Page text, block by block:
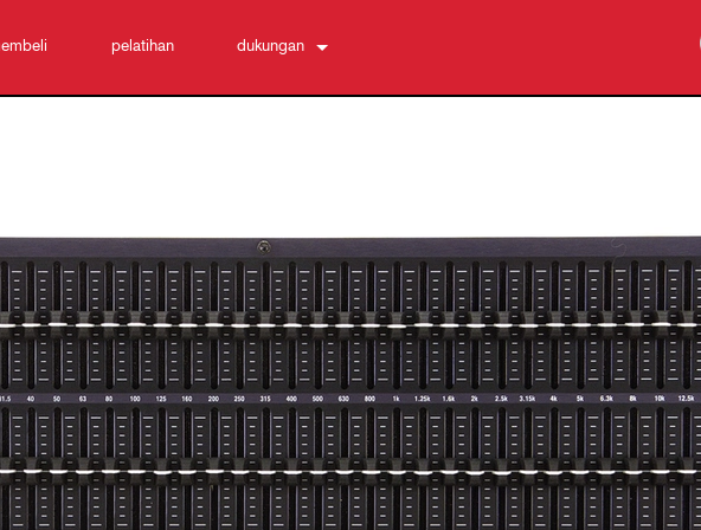
pelatihan dukungan
Garansi
registrasi produk
Layanan